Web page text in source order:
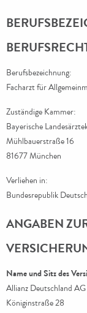
Berufsbezeichnung:
Facharzt für
Zuständige Kammer:
Bayerische
Mühlbauerstraße 16
81677 München
Verliehen in:
Bundesrepublik
ANGABEN
Name und Sitz des
Allianz Deutschland AG
Königinstraße 28